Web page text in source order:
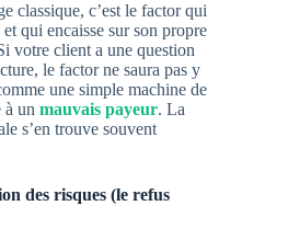
classique, c’est le factor qui
qui encaisse sur son propre
votre client a une question
le factor ne saura pas y
une simple machine de
à un mauvais payeur. La
s’en trouve souvent
des risques (le refus